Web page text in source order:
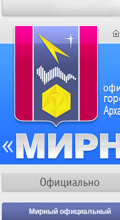
Мирный официальный